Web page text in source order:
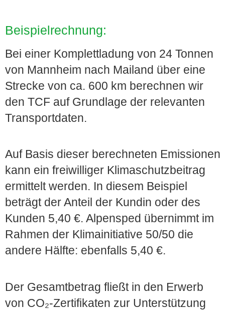
Beispielrechnung:
Bei einer Komplettladung von 24 Tonnen
von Mannheim nach Mailand über eine
Strecke von ca. 600 km berechnen wir
den TCF auf Grundlage der relevanten
Transportdaten.
Auf Basis dieser berechneten Emissionen
kann ein freiwilliger Klimaschutzbeitrag
ermittelt werden. In diesem Beispiel
beträgt der Anteil der Kundin oder des
Kunden 5,40 €. Alpensped übernimmt im
Rahmen der Klimainitiative 50/50 die
andere Hälfte: ebenfalls 5,40 €.
Der Gesamtbetrag fließt in den Erwerb
von CO₂-Zertifikaten zur Unterstützung